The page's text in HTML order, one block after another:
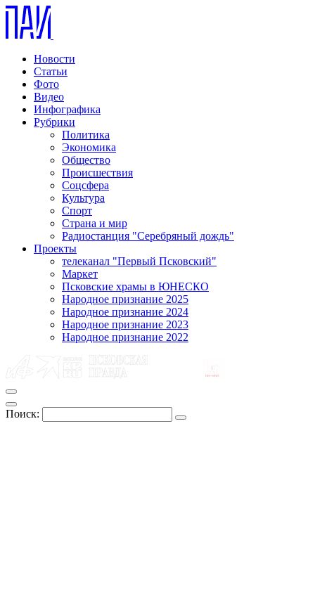
Новости
Статьи
Фото
Видео
Инфографика
Рубрики
Политика
Экономика
Общество
Происшествия
Соцсфера
Культура
Спорт
Страна и мир
Радиостанция "Серебряный дождь"
Проекты
телеканал "Первый Псковский"
Маркет
Псковские храмы в ЮНЕСКО
Народное признание 2025
Народное признание 2024
Народное признание 2023
Народное признание 2022
Поиск: